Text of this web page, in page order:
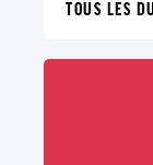
TOUS LES